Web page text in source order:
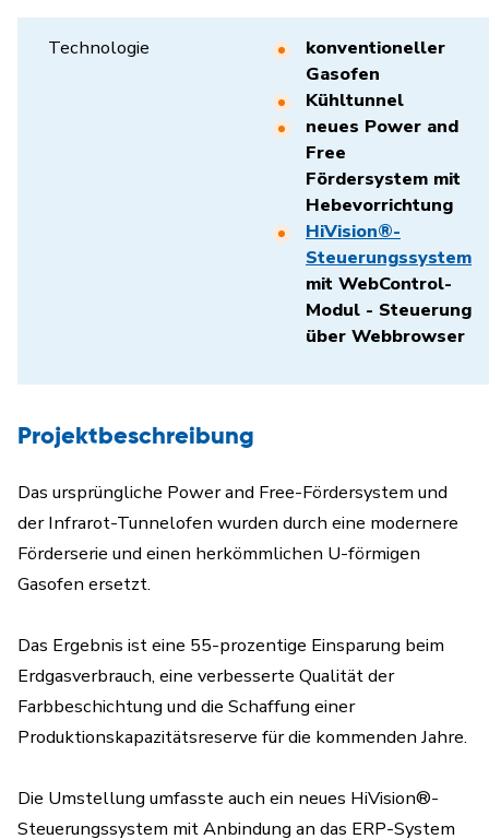
Technologie
konventioneller
Gasofen
Kühltunnel
neues Power and
Free
Fördersystem mit
Hebevorrichtung
HiVision®-
Steuerungssystem
mit WebControl-
Modul - Steuerung
über Webbrowser
Projektbeschreibung
Das ursprüngliche Power and Free-Fördersystem und
der Infrarot-Tunnelofen wurden durch eine modernere
Förderserie und einen herkömmlichen U-förmigen
Gasofen ersetzt.
Das Ergebnis ist eine 55-prozentige Einsparung beim
Erdgasverbrauch, eine verbesserte Qualität der
Farbbeschichtung und die Schaffung einer
Produktionskapazitätsreserve für die kommenden Jahre.
Die Umstellung umfasste auch ein neues HiVision®-
Steuerungssystem mit Anbindung an das ERP-System